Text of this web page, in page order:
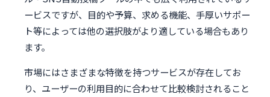
ービスですが、目的や予算、求める機能、手厚いサポー
ト等によっては他の選択肢がより適している場合もあり
ます。
市場にはさまざまな特徴を持つサービスが存在してお
り、ユーザーの利用目的に合わせて比較検討されること